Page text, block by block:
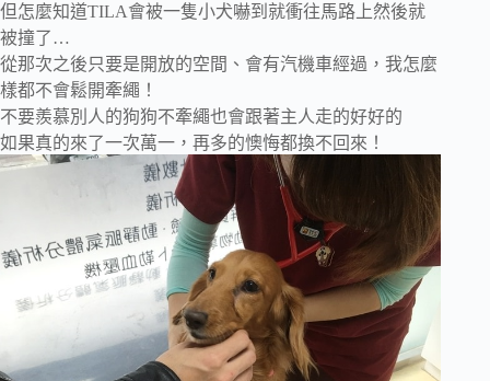
但怎麼知道TILA會被一隻小犬嚇到就衝往馬路上然後就
被撞了…
從那次之後只要是開放的空間、會有汽機車經過，我怎麼
樣都不會鬆開牽繩！
不要羨慕別人的狗狗不牽繩也會跟著主人走的好好的
如果真的來了一次萬一，再多的懊悔都換不回來！